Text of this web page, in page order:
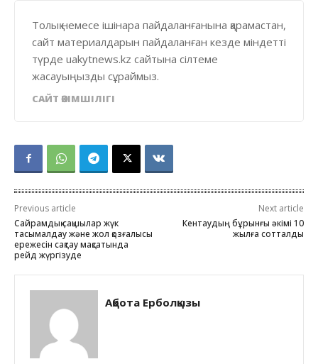
Толық немесе ішінара пайдаланғанына қарамастан,
сайт материалдарын пайдаланған кезде міндетті
түрде uakytnews.kz сайтына сілтеме
жасауыңызды сұраймыз.
САЙТ ӘКІМШІЛІГІ
Previous article
Сайрамдық сақшылар жүк
тасымалдау және жол қозғалысы
ережесін сақтау мақсатында
рейд жүргізуде
Next article
Кентаудың бұрынғы әкімі 10
жылға сотталды
Ақбота Ерболқызы